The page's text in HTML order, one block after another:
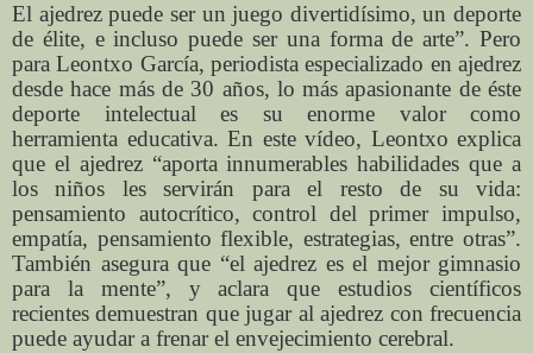
El ajedrez puede ser un juego divertidísimo, un deporte
de élite, e incluso puede ser una forma de arte”. Pero
para Leontxo García, periodista especializado en ajedrez
desde hace más de 30 años, lo más apasionante de éste
deporte intelectual es su enorme valor como
herramienta educativa. En este vídeo, Leontxo explica
que el ajedrez “aporta innumerables habilidades que a
los niños les servirán para el resto de su vida:
pensamiento autocrítico, control del primer impulso,
empatía, pensamiento flexible, estrategias, entre otras”.
También asegura que “el ajedrez es el mejor gimnasio
para la mente”, y aclara que estudios científicos
recientes demuestran que jugar al ajedrez con frecuencia
puede ayudar a frenar el envejecimiento cerebral.